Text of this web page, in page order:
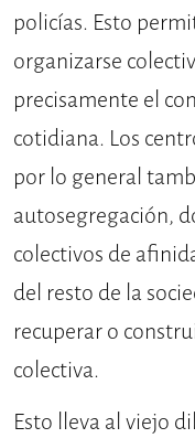
policías. Esto
organizarse
precisamente el
cotidiana. Los
por lo general
autosegregación,
colectivos de
del resto de la
recuperar o
colectiva.
Esto lleva al viejo